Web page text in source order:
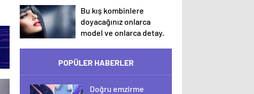
Bu kış kombinlere
doyacağınız onlarca
model ve onlarca detay.
POPÜLER HABERLER
Doğru emzirme